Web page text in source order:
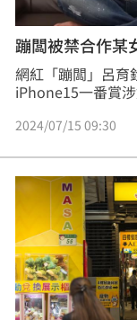
蹦闆被禁合作
網紅「蹦闆」呂育
iPhone15一番賞
咪」拍片，針對對
全，反而是經常吃
拍片。
2024/07/15 09:30